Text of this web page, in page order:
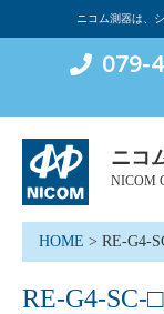
ニコム測器は、
079-
ニコ
NICOM
HOME > RE-G4-
RE-G4-SC-